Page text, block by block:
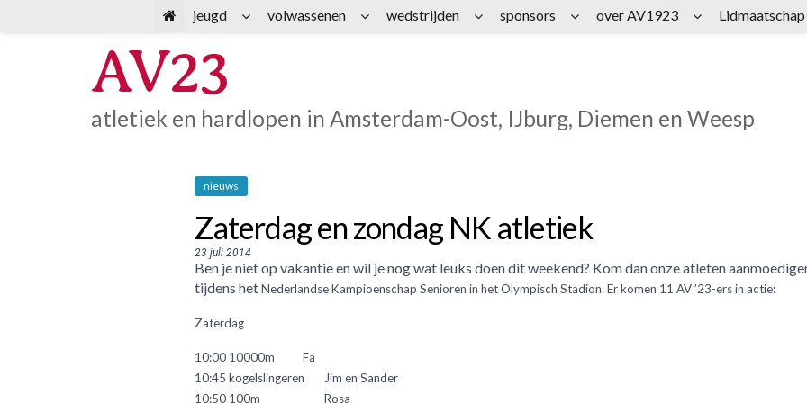
AV23
atletiek en hardlopen in Amsterdam-Oost, IJburg, Diemen en Weesp
nieuws
Zaterdag en zondag NK atletiek
23 juli 2014
Ben je niet op vakantie en wil je nog wat leuks doen dit weekend? Kom dan onze atleten
tijdens hetNederlandse Kampioenschap Senioren in het Olympisch Stadion. Er komen 11 AV ’23-ers in actie:
Zaterdag
10:00 10000m
Fa
10:45 kogelslingeren
Jim en Sander
10:50 100m
Rosa
jeugd volwassenen wedstrijden sponsors over AV1923 Lidmaatschap